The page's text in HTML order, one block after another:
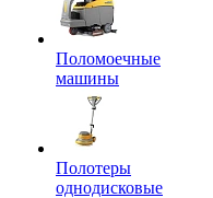
Поломоечные
машины
Полотеры
однодисковые